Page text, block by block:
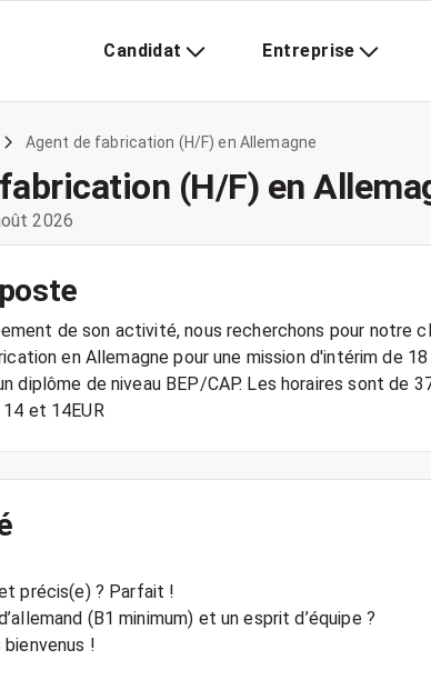
Candidat Entreprise
Agent de fabrication (H/F) en Allemagne
(H/F) en
2026
de son activité, nous recherchons pour notre
en Allemagne pour une mission d'intérim de
diplôme de niveau BEP/CAP. Les horaires sont de
rémunération horaire entre 14 et 14EUR
précis(e) ? Parfait !
(B1 minimum) et un esprit d’équipe ?
!